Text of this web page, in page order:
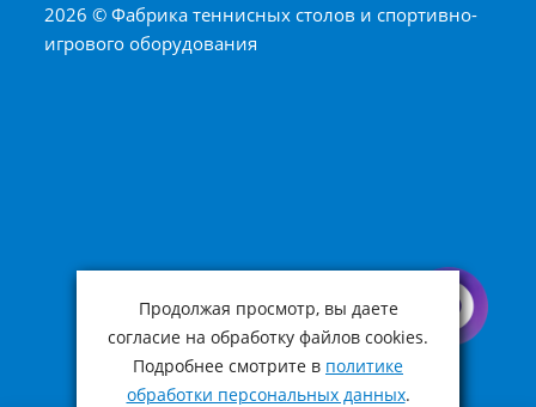
2026 © Фабрика теннисных столов и спортивно-
игрового оборудования
Продолжая просмотр, вы даете
согласие на обработку файлов cookies.
Подробнее смотрите в политике
обработки персональных данных.